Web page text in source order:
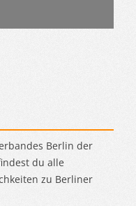
Berlin der
du alle
zu Berliner